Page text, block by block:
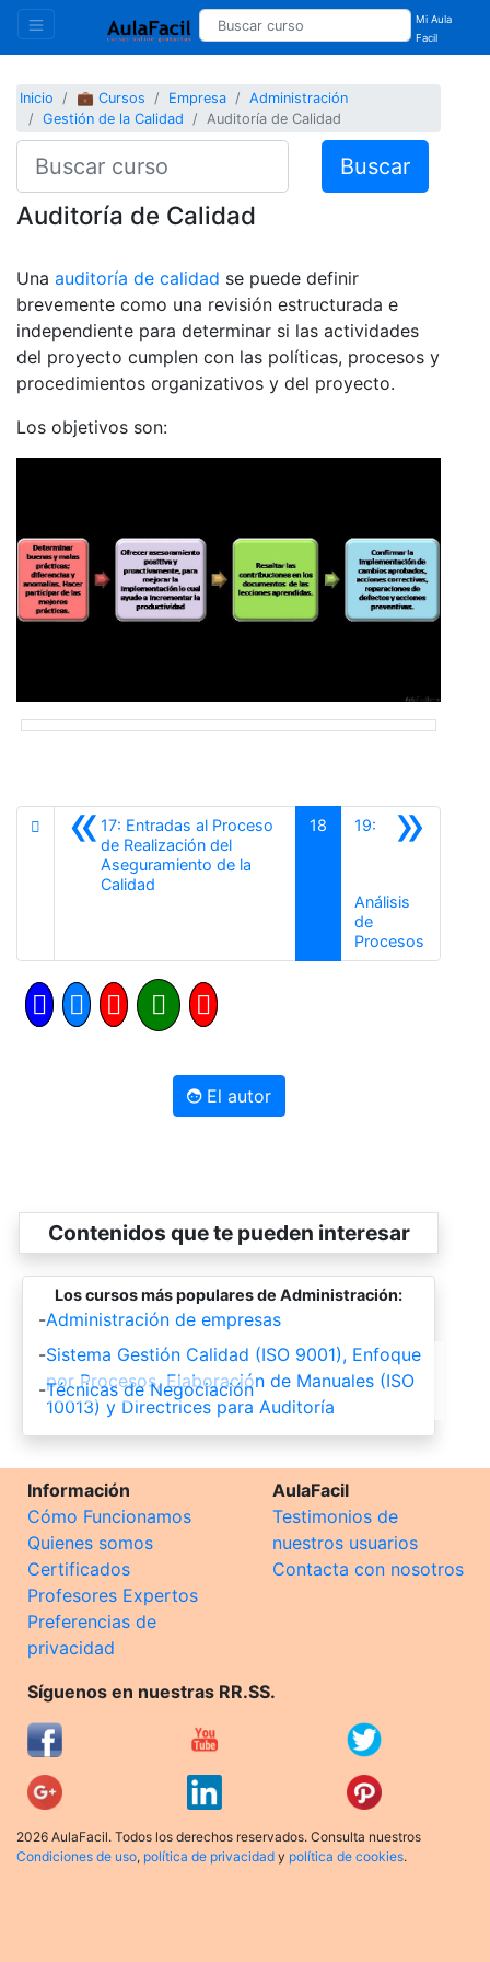
Mi Aula
Facil
Inicio 💼 Cursos Empresa
Administración
Gestión de la Calidad
Auditoría de Calidad
Buscar
Auditoría de Calidad
Una auditoría de calidad se puede definir
brevemente como una revisión estructurada e
independiente para determinar si las actividades
del proyecto cumplen con las políticas, procesos y
procedimientos organizativos y del proyecto.
Los objetivos son:
«17: Entradas al Proceso
de Realización del
Aseguramiento de la
Calidad
18 »
19:
Análisis
de
Procesos
El autor
Contenidos que te pueden interesar
Los cursos más populares de Administración:
-Administración de empresas
-Sistema Gestión Calidad (ISO 9001), Enfoque
por Procesos, Elaboración de Manuales (ISO
10013) y Directrices para Auditoría
-Técnicas de Negociación
Información
Cómo Funcionamos
Quienes somos
Certificados
Profesores Expertos
Preferencias de
privacidad
AulaFacil
Testimonios de
nuestros usuarios
Contacta con nosotros
Síguenos en nuestras RR.SS.
2026 AulaFacil. Todos los derechos reservados. Consulta nuestros
Condiciones de uso, política de privacidad y política de cookies.